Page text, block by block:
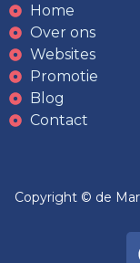
Home
Over ons
Websites
Promotie
Blog
Contact
Copyright © de